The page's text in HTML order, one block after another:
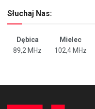
Słuchaj Nas:
Dębica Mielec
89,2 MHz
102,4 MHz